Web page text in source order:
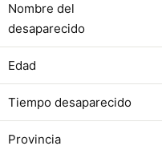
Nombre del
desaparecido
Edad
Tiempo desaparecido
Provincia